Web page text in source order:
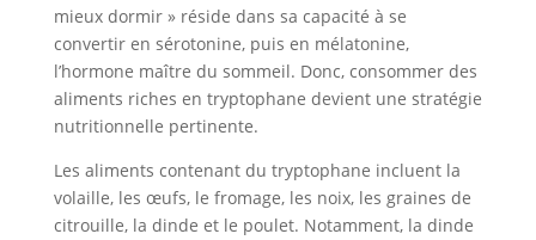
mieux dormir » réside dans sa capacité à se
convertir en sérotonine, puis en mélatonine,
l’hormone maître du sommeil. Donc, consommer des
aliments riches en tryptophane devient une stratégie
nutritionnelle pertinente.
Les aliments contenant du tryptophane incluent la
volaille, les œufs, le fromage, les noix, les graines de
citrouille, la dinde et le poulet. Notamment, la dinde